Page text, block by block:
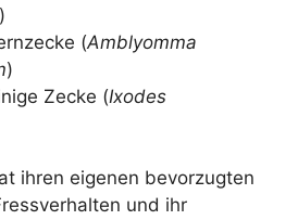
)
(Amblyomma
)
Zecke (Ixodes
ihren eigenen bevorzugten
und ihr